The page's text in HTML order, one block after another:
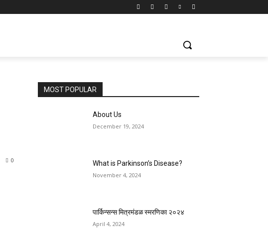
0
MOST POPULAR
About Us
December 19, 2024
What is Parkinson’s Disease?
November 4, 2024
पार्किन्सन्स मित्रमंडळ स्मरणिका २०२४
April 4, 2024